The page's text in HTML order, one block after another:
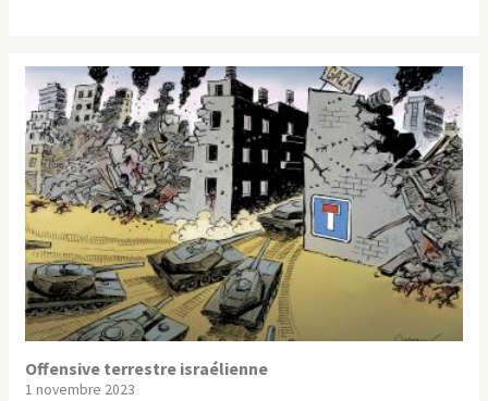
Offensive terrestre israélienne
1 novembre 2023